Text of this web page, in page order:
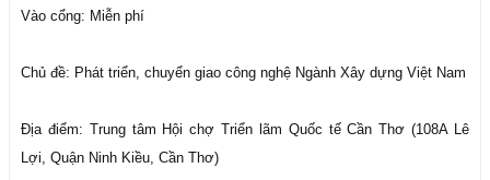
Vào cổng: Miễn phí
Chủ đề: Phát triển, chuyển giao công nghệ Ngành Xây dựng Việt Nam
Địa điểm: Trung tâm Hội chợ Triển lãm Quốc tế Cần Thơ (108A Lê
Lợi, Quận Ninh Kiều, Cần Thơ)